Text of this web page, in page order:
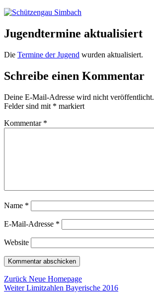
Jugendtermine aktualisiert
Die Termine der Jugend wurden aktualisiert.
Schreibe einen Kommentar
Deine E-Mail-Adresse wird nicht veröffentlicht.
Felder sind mit * markiert
Kommentar *
Name *
E-Mail-Adresse *
Website
Beitragsnavigation
Zurück Vorheriger
Beitrag:
Neue Homepage
Weiter Nächster
Limitzahlen Bayerische 2016